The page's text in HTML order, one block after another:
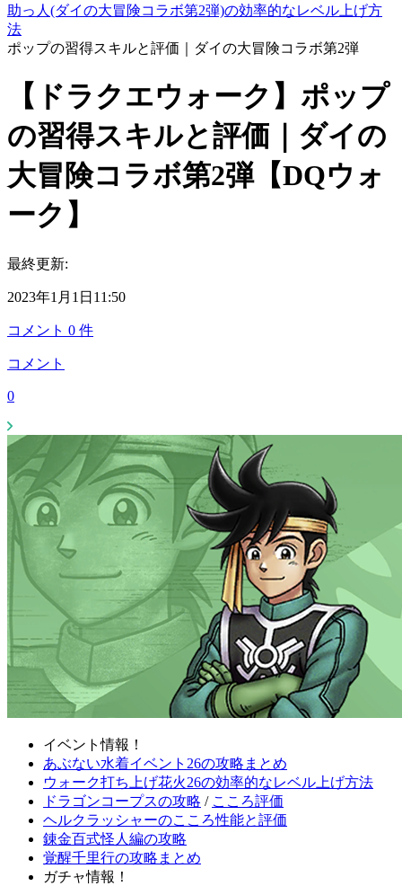
助っ人(ダイの大冒険コラボ第2弾)の効率的なレベル上げ方
法
ポップの習得スキルと評価｜ダイの大冒険コラボ第2弾
【ドラクエウォーク】ポップ
の習得スキルと評価｜ダイの
大冒険コラボ第2弾【DQウォ
ーク】
最終更新:
2023年1月1日11:50
コメント 0 件
コメント
0
イベント情報！
あぶない水着イベント26の攻略まとめ
ウォーク打ち上げ花火26の効率的なレベル上げ方法
ドラゴンコープスの攻略 / こころ評価
ヘルクラッシャーのこころ性能と評価
錬金百式怪人編の攻略
覚醒千里行の攻略まとめ
ガチャ情報！